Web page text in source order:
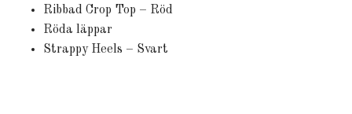
Ribbad Crop Top – Röd
Röda läppar
Strappy Heels – Svart